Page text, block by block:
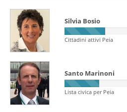
Silvia Bosio
Cittadini attivi Peia
Santo Marinoni
Lista civica per Peia